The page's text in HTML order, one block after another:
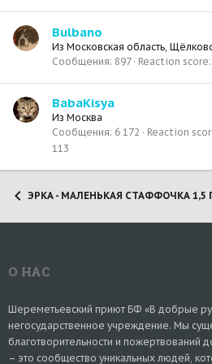
Bulbano
Из Московская область,
Сообщения 897 Reaction score
BabaKisya
Из Москва
Сообщения 6 172 Reaction
113
ЭРКА - МАЛЕНЬКАЯ СТАФФОЧКА 1,5
О НАС
Шереметьевский приют БФ «В добрые
негосударственное учреждение. Мы
благотворительности и
– это сообщество уникальных людей,